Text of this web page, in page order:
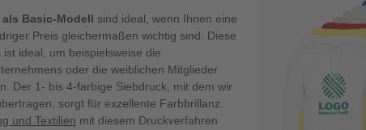
Basic-Modell sind ideal, wenn Ihnen eine
Preis gleichermaßen wichtig sind. Diese
ideal, um beispielsweise die
oder die weiblichen Mitglieder
Der 1- bis 4-farbige Siebdruck, mit dem wir
sorgt für exzellente Farbbrillanz.
und Textilien mit diesem Druckverfahren